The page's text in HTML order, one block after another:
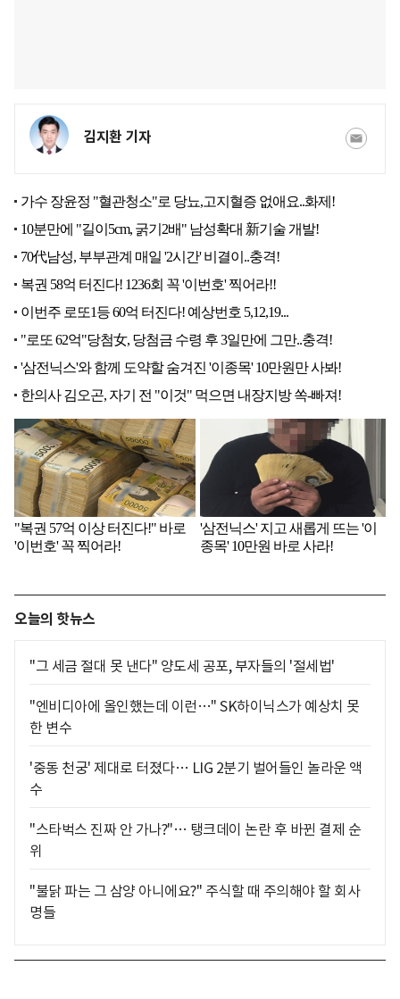
김지환 기자
오늘의 핫뉴스
"그 세금 절대 못 낸다" 양도세 공포, 부자들의 '절세법'
"엔비디아에 올인했는데 이런…" SK하이닉스가 예상치 못
한 변수
'중동 천궁' 제대로 터졌다… LIG 2분기 벌어들인 놀라운 액
수
"스타벅스 진짜 안 가나?"… 탱크데이 논란 후 바뀐 결제 순
위
"불닭 파는 그 삼양 아니에요?" 주식할 때 주의해야 할 회사
명들